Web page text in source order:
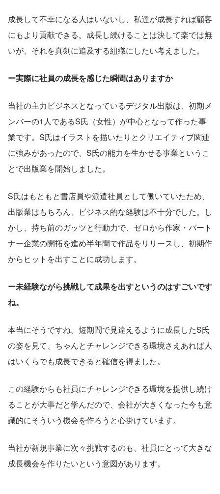
成長して不幸になる人はいないし、私達が成長すれば顧客
にもより貢献できる。成長し続けることは決して楽では無
いが、それを真剣に追及する組織にしたい考えました。
ー実際に社員の成長を感じた瞬間はありますか
当社の主力ビジネスとなっているデジタル出版は、初期メ
ンバーの1人であるS氏（女性）が中心となって作った事
業です。S氏はイラストを描いたりとクリエイティブ関連
に強みがあったので、S氏の能力を生かせる事業というこ
とで出版業を開始しました。
S氏はもともと書店員や派遣社員として働いていたため、
出版業はもちろん、ビジネス的な経験は不十分でした。し
かし、持ち前のガッツと行動力で、ゼロから作家・パート
ナー企業の開拓を進め半年間で作品をリリースし、初期作
からヒットを出すことに成功します。
ー未経験ながら挑戦して成果を出すというのはすごいです
ね。
本当にそうですね。短期間で見違えるように成長したS氏
の姿を見て、ちゃんとチャレンジできる環境さえあれば人
はいくらでも成長できると確信を得ました。
この経験からも社員にチャレンジできる環境を提供し続け
ることが大事だと学んだので、会社が大きくなった今も意
識的にそういう機会を作ろうと心掛けています。
当社が新規事業に次々挑戦するのも、社員にとって大きな
成長機会を作りたいという意図があります。